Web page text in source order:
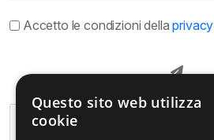
Accetto le condizioni dellaprivacy
Questo sito web utilizza
cookie